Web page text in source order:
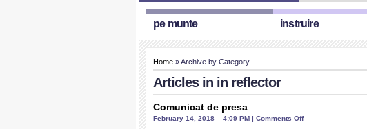
pe munte instruire
Home » Archive by Category
Articles in in reflector
Comunicat de presa
February 14, 2018 – 4:09 PM | Comments Offon